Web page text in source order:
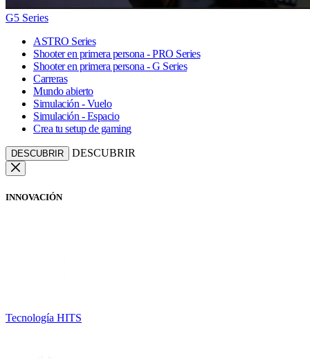
G5 Series
ASTRO Series
Shooter en primera persona - PRO Series
Shooter en primera persona - G Series
Carreras
Mundo abierto
Simulación - Vuelo
Simulación - Espacio
Crea tu setup de gaming
DESCUBRIR DESCUBRIR
INNOVACIÓN
Tecnología HITS